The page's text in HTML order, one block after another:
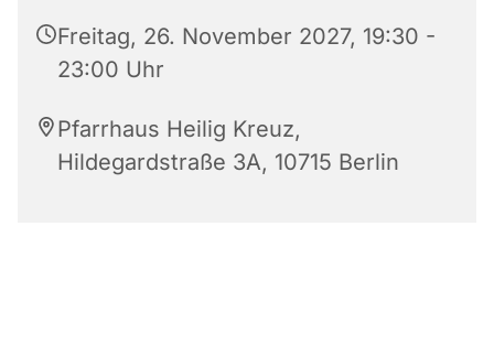
Freitag, 26. November 2027, 19:30 -
23:00 Uhr
Pfarrhaus Heilig Kreuz,
Hildegardstraße 3A, 10715 Berlin